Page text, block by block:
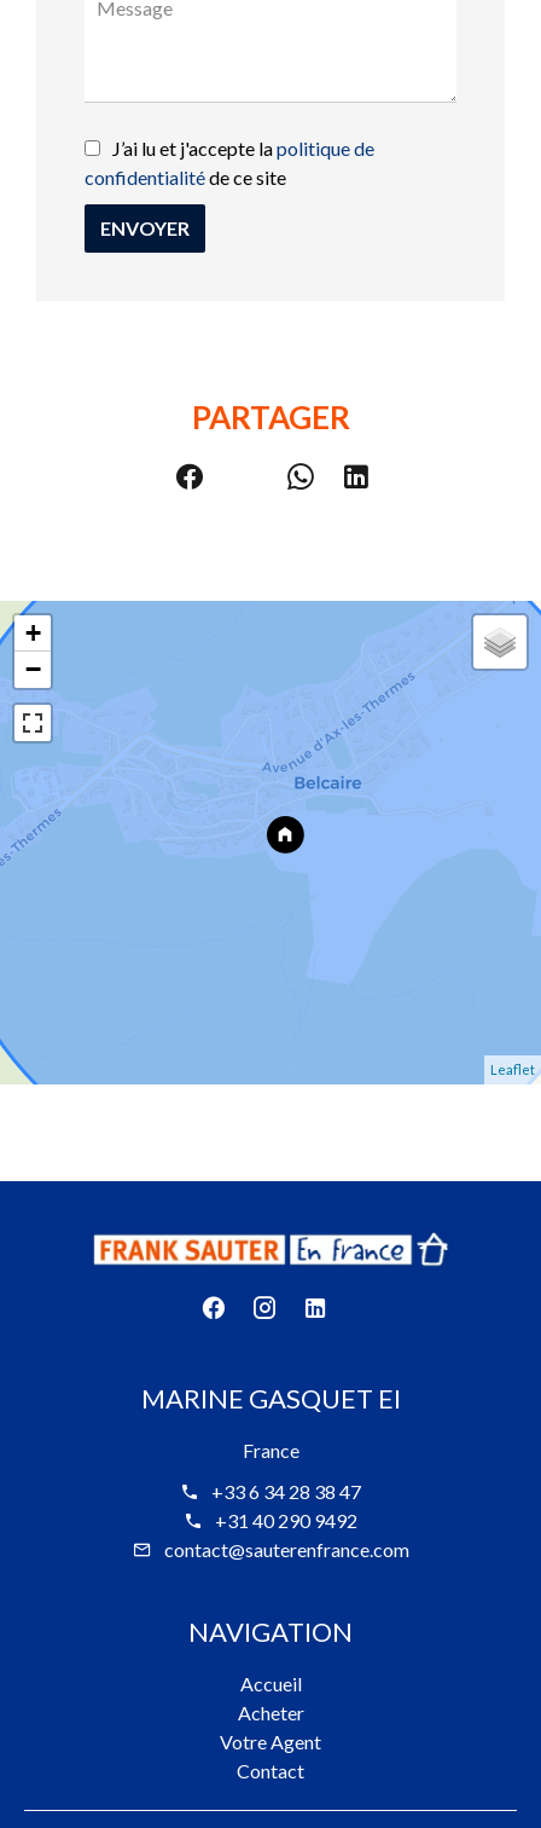
J’ai lu et j'accepte lapolitique de
confidentialitéde ce site
ENVOYER
PARTAGER
+
−
Leaflet
MARINE GASQUET EI
France
+33 6 34 28 38 47
+31 40 290 9492
contact@sauterenfrance.com
NAVIGATION
Accueil
Acheter
Votre Agent
Contact